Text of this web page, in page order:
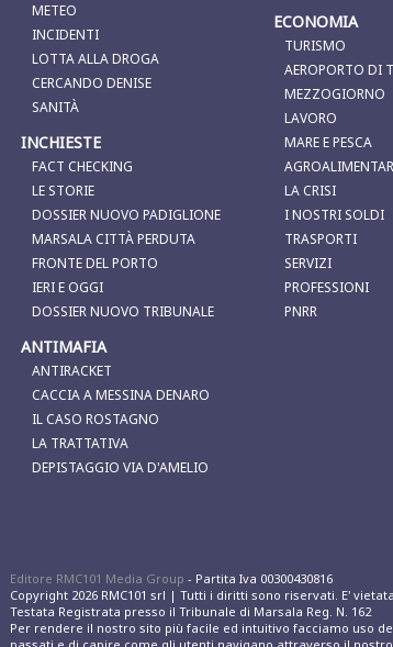
METEO
INCIDENTI
LOTTA ALLA DROGA
CERCANDO DENISE
SANITÀ
INCHIESTE
FACT CHECKING
LE STORIE
DOSSIER NUOVO PADIGLIONE
MARSALA CITTÀ PERDUTA
FRONTE DEL PORTO
IERI E OGGI
DOSSIER NUOVO TRIBUNALE
ANTIMAFIA
ANTIRACKET
CACCIA A MESSINA DENARO
IL CASO ROSTAGNO
LA TRATTATIVA
DEPISTAGGIO VIA D'AMELIO
ECONOMIA
TURISMO
AEROPORTO DI
MEZZOGIORNO
LAVORO
MARE E PESCA
LA CRISI
I NOSTRI SOLDI
TRASPORTI
SERVIZI
PROFESSIONI
PNRR
Editore RMC101 Media Group - Partita Iva 00300430816
Copyright 2026 RMC101 srl | Tutti i diritti sono riservati. E'
Testata Registrata presso il Tribunale di Marsala Reg. N. 162
Per rendere il nostro sito più facile ed intuitivo facciamo uso